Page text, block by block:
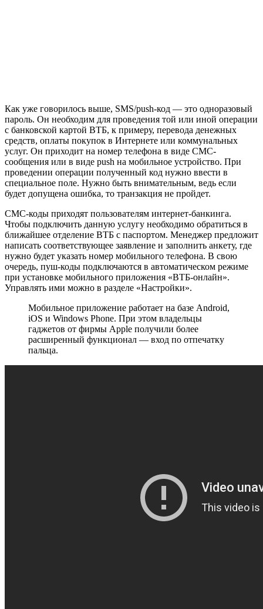
Как уже говорилось выше, SMS/push-код — это одноразовый
пароль. Он необходим для проведения той или иной операции
с банковской картой ВТБ, к примеру, перевода денежных
средств, оплаты покупок в Интернете или коммунальных
услуг. Он приходит на номер телефона в виде СМС-
сообщения или в виде push на мобильное устройство. При
проведении операции полученный код нужно ввести в
специальное поле. Нужно быть внимательным, ведь если
будет допущена ошибка, то транзакция не пройдет.
СМС-коды приходят пользователям интернет-банкинга.
Чтобы подключить данную услугу необходимо обратиться в
ближайшее отделение ВТБ с паспортом. Менеджер предложит
написать соответствующее заявление и заполнить анкету, где
нужно будет указать номер мобильного телефона. В свою
очередь, пуш-коды подключаются в автоматическом режиме
при установке мобильного приложения «ВТБ-онлайн».
Управлять ими можно в разделе «Настройки».
Мобильное приложение работает на базе Android,
iOS и Windows Phone. При этом владельцы
гаджетов от фирмы Apple получили более
расширенный функционал — вход по отпечатку
пальца.